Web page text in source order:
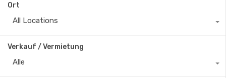
Ort
All Locations
Verkauf / Vermietung
Alle